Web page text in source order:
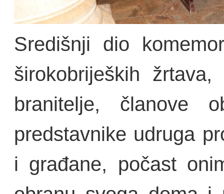
Središnji dio
širokobrijeških
branitelje, članove
predstavnike udruga
i građane, počast